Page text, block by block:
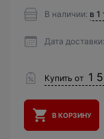
В наличии: в 1
Дата доставки:
Купить от 1
В КОРЗИНУ